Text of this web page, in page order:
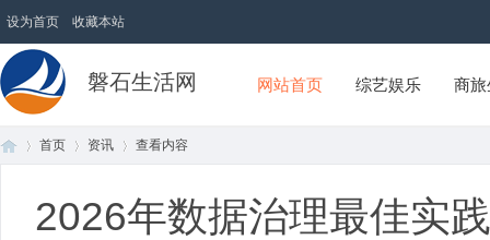
设为首页 收藏本站
磐石生活网 网站首页 综艺娱乐 商
首页 资讯 查看内容
2026年数据治理最佳实